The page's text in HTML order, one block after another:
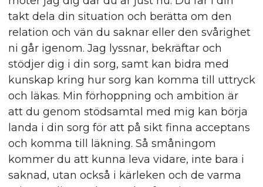
takt dela din situation och berätta om den
relation och vän du saknar eller den svårighet
ni går igenom. Jag lyssnar, bekräftar och
stödjer dig i din sorg, samt kan bidra med
kunskap kring hur sorg kan komma till uttryck
och läkas. Min förhoppning och ambition är
att du genom stödsamtal med mig kan börja
landa i din sorg för att på sikt finna acceptans
och komma till läkning. Så småningom
kommer du att kunna leva vidare, inte bara i
saknad, utan också i kärleken och de varma